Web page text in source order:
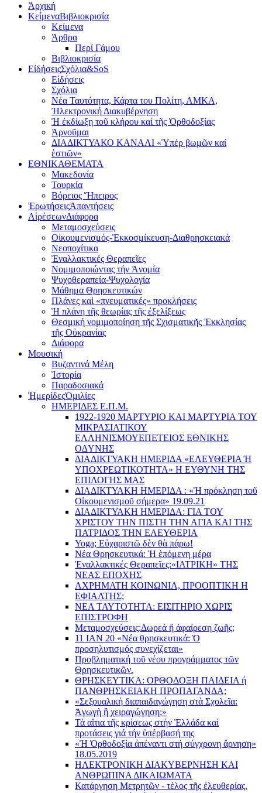
Ἀρχική
ΚείμεναΒιβλιοκρισία
Κείμενα
Άρθρα
Περί Γάμου
Βιβλιοκρισία
ΕἰδήσειςΣχόλια&SoS
Εἰδήσεις
Σχόλια
Νέα Ταυτότητα, Κάρτα του Πολίτη, ΑΜΚΑ,
Ἠλεκτρονική Διακυβέρνηση
Ἡ ἐκδίωξη τοῦ κλήρου καί τῆς Ὀρθοδοξίας
Ἀρνοῦμαι
ΔΙΑΔΙΚΤΥΑΚΟ ΚΑΝΑΛΙ «Ὑπέρ βωμῶν καί
ἑστιῶν»
ΕΘΝΙΚΑΘΕΜΑΤΑ
Μακεδονία
Τουρκία
Βόρειος Ἤπειρος
ἘρωτήσειςἈπαντήσεις
ΑἱρέσεωνΔιάφορα
Μεταμοσχεύσεις
Οἰκουμενισμός-Ἐκκοσμίκευση-Διαθρησκειακά
Νεοποχίτικα
Ἐναλλακτικές Θεραπεῖες
Νομιμοποιώντας τήν Ἀνομία
Ψυχοθεραπεία-Ψυχολογία
Μάθημα Θρησκευτικών
Πλάνες καὶ «πνευματικές» προκλήσεις
Ἡ πλάνη τῆς θεωρίας τῆς ἐξελίξεως
Θεσμική νομιμοποίηση τῆς Σχισματικῆς Ἐκκλησίας
τῆς Οὐκρανίας
Διάφορα
Μουσική
Βυζαντινά Μέλη
Ἰστορία
Παραδοσιακά
ἩμερίδεςὉμιλίες
ΗΜΕΡΙΔΕΣ Ε.Π.Μ.
1922-1920 ΜΑΡΤΥΡΙΟ ΚΑI ΜΑΡΤΥΡIΑ ΤΟΥ
ΜΙΚΡΑΣΙΑΤΙΚΟΥ
EΛΛΗΝΙΣΜΟΥEΠEΤΕΙΟΣ EΘΝΙΚHΣ
O∆YΝΗΣ
ΔΙΑΔΙΚΤΥΑΚΗ ΗΜΕΡΙΔΑ «EΛΕΥΘΕΡΙΑ Ή
YΠΟΧΡΕΩΤΙΚΟΤΗΤΑ» Η ΕΥΘΥΝΗ ΤΗΣ
EΠΙΛΟΓΗΣ ΜΑΣ
ΔΙΑΔΙΚΤΥΑΚΗ ΗΜΕΡΙΔΑ : «Ἡ πρόκληση τοῦ
Οἰκουμενισμοῦ σήμερα» 19.09.21
ΔΙΑΔΙΚΤΥΑΚΗ ΗΜΕΡΙΔΑ: ΓΙΑ ΤΟΥ
ΧΡΙΣΤΟΥ ΤΗΝ ΠΙΣΤΗ ΤΗΝ ΑΓΙΑ ΚΑΙ ΤΗΣ
ΠΑΤΡΙΔΟΣ ΤΗΝ ΕΛΕΥΘΕΡΙΑ
Yoga; Εὐχαριστῶ δὲν θὰ πάρω!
Νέα Θρησκευτικά: Ἡ ἑπόμενη μέρα
Ἐναλλακτικές Θεραπεῖες:«ΙΑΤΡΙΚΗ» ΤΗΣ
ΝΕΑΣ ΕΠΟΧΗΣ
ΑΧΡΗΜΑΤΗ ΚΟΙΝΩΝΙΑ, ΠΡΟΟΠΤΙΚΗ Η
ΕΦΙΑΛΤΗΣ;
ΝΕΑ ΤΑΥΤΟΤΗΤΑ: ΕΙΣΙΤΗΡΙΟ ΧΩΡΙΣ
ΕΠΙΣΤΡΟΦΗ
Μεταμοσχεύσεις:Δωρεά ἤ ἀφαίρεση ζωῆς;
11 ΙΑΝ 20 «Νέα θρησκευτικά: Ὁ
προσηλυτισμός συνεχίζεται»
Προβληματική τοῦ νέου προγράμματος τῶν
Θρησκευτικῶν.
ΘΡΗΣΚΕΥΤΙΚΑ: ΟΡΘΟΔΟΞΗ ΠΑΙΔΕΙΑ ή
ΠΑΝΘΡΗΣΚΕΙΑΚΗ ΠΡΟΠΑΓΑΝΔΑ;
«Σεξουαλικὴ διαπαιδαγώγηση στὰ Σχολεῖα:
Ἀγωγὴ ἢ χειραγώγηση;»
Τά αἴτια τῆς κρίσεως στήν Ἑλλάδα καί
προτάσεις γιά τήν ὑπέρβασή της
«Ἡ Ὀρθοδοξία ἀπέναντι στή σύγχρονη ἄρνηση»
18.05.2019
ΗΛΕΚΤΡΟΝΙΚΗ ΔΙΑΚΥΒΕΡΝΗΣΗ ΚΑΙ
ΑΝΘΡΩΠΙΝΑ ΔΙΚΑΙΩΜΑΤΑ
Κατάργηση Μετρητῶν - τέλος τῆς ἐλευθερίας.